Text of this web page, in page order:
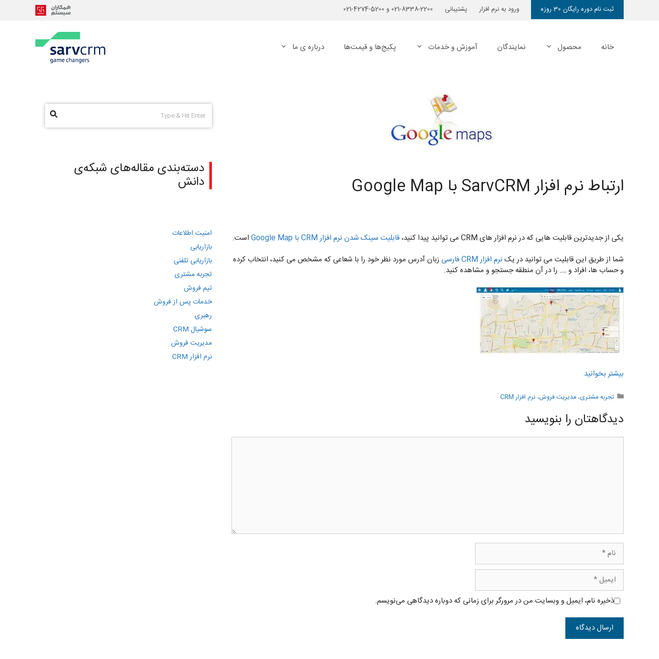
ثبت نام دوره رایگان 30 روزه ورود به نرم افزار پشتیبانی 2200-8338-021 و 5200-4274-021
خانه محصول نمایندگان آموزش و خدمات پکیج‌ها و قیمت‌ها درباره ی ما
ارتباط نرم افزار SarvCRM با Google Map
یکی از جدیدترین قابلیت هایی که در نرم افزار های CRM می توانید پیدا کنید، قابلیت سینک شدن نرم افزار CRM با Google Map
است.
شما از طریق این قابلیت می توانید در یک نرم افزار CRM فارسی
زبان آدرس مورد نظر خود را با شعاعی که مشخص می کنید، انتخاب کرده
و حساب ها، افراد و …. را در آن منطقه جستجو و مشاهده کنید.
بیشتر بخوانید
دسته‌ها
تجربه مشتری،مدیریت فروش،نرم افزار CRM
دیدگاهتان را بنویسید
دیدگاه
نام
ایمیل
ذخیره نام، ایمیل و وبسایت من در مرورگر برای زمانی که دوباره دیدگاهی می‌نویسم.
دسته‌بندی مقاله‌های شبکه‌ی
دانش
امنیت اطلاعات
بازاریابی
بازاریابی تلفنی
تجربه مشتری
تیم فروش
خدمات پس از فروش
رهبری
سوشیال CRM
مدیریت فروش
نرم افزار CRM